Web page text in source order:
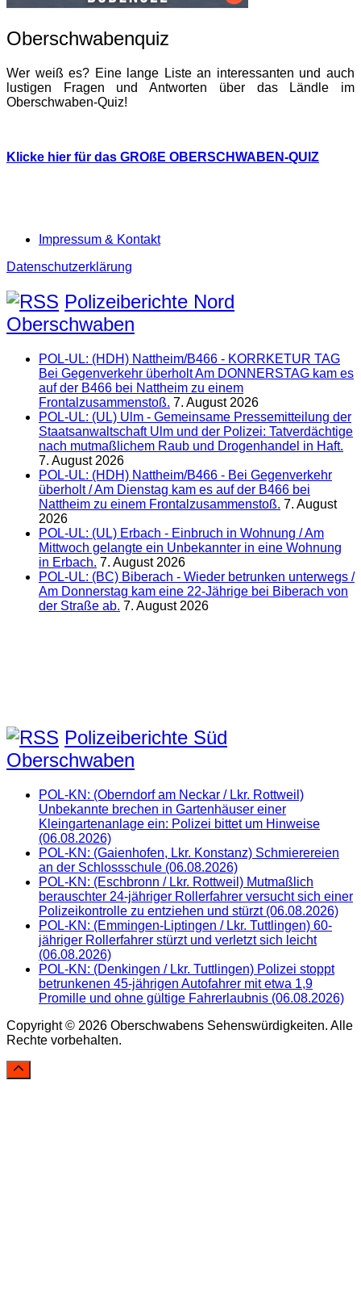
Oberschwabenquiz
Wer weiß es? Eine lange Liste an interessanten und auch
lustigen Fragen und Antworten über das Ländle im
Oberschwaben-Quiz!
Klicke hier für das GROßE OBERSCHWABEN-QUIZ
Impressum & Kontakt
Datenschutzerklärung
Polizeiberichte Nord
Oberschwaben
POL-UL: (HDH) Nattheim/B466 - KORRKETUR TAG
Bei Gegenverkehr überholt Am DONNERSTAG kam es
auf der B466 bei Nattheim zu einem
Frontalzusammenstoß. 7. August 2026
POL-UL: (UL) Ulm - Gemeinsame Pressemitteilung der
Staatsanwaltschaft Ulm und der Polizei: Tatverdächtige
nach mutmaßlichem Raub und Drogenhandel in Haft.
7. August 2026
POL-UL: (HDH) Nattheim/B466 - Bei Gegenverkehr
überholt / Am Dienstag kam es auf der B466 bei
Nattheim zu einem Frontalzusammenstoß. 7. August
2026
POL-UL: (UL) Erbach - Einbruch in Wohnung / Am
Mittwoch gelangte ein Unbekannter in eine Wohnung
in Erbach. 7. August 2026
POL-UL: (BC) Biberach - Wieder betrunken unterwegs /
Am Donnerstag kam eine 22-Jährige bei Biberach von
der Straße ab. 7. August 2026
Polizeiberichte Süd
Oberschwaben
POL-KN: (Oberndorf am Neckar / Lkr. Rottweil)
Unbekannte brechen in Gartenhäuser einer
Kleingartenanlage ein: Polizei bittet um Hinweise
(06.08.2026)
POL-KN: (Gaienhofen, Lkr. Konstanz) Schmierereien
an der Schlossschule (06.08.2026)
POL-KN: (Eschbronn / Lkr. Rottweil) Mutmaßlich
berauschter 24-jähriger Rollerfahrer versucht sich einer
Polizeikontrolle zu entziehen und stürzt (06.08.2026)
POL-KN: (Emmingen-Liptingen / Lkr. Tuttlingen) 60-
jähriger Rollerfahrer stürzt und verletzt sich leicht
(06.08.2026)
POL-KN: (Denkingen / Lkr. Tuttlingen) Polizei stoppt
betrunkenen 45-jährigen Autofahrer mit etwa 1,9
Promille und ohne gültige Fahrerlaubnis (06.08.2026)
Copyright © 2026 Oberschwabens Sehenswürdigkeiten. Alle
Rechte vorbehalten.